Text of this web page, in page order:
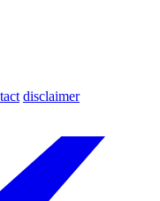
disclaimer